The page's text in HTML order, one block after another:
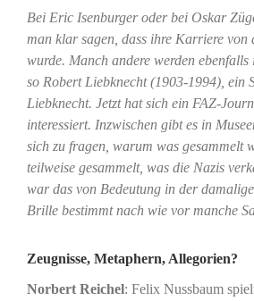
Bei Eric Isenburger oder bei Oskar
man klar sagen, dass ihre Karriere von
wurde. Manch andere werden ebenfalls
so Robert Liebknecht (1903-1994), ein
Liebknecht. Jetzt hat sich ein FAZ-
interessiert. Inzwischen gibt es in
sich zu fragen, warum was gesammelt
teilweise gesammelt, was die Nazis
war das von Bedeutung in der
Brille bestimmt nach wie vor manche
Zeugnisse, Metaphern, Allegorien?
Norbert Reichel: Felix Nussbaum